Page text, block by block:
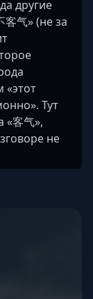
другие
气» (не за
«этот
Тут
«客气»,
не